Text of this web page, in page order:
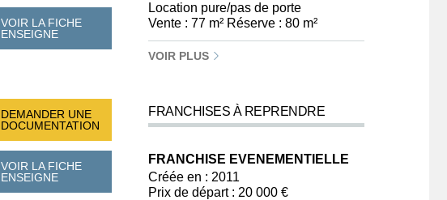
VOIR LA FICHE
ENSEIGNE
DEMANDER UNE
DOCUMENTATION
VOIR LA FICHE
ENSEIGNE
Location pure/pas de porte
Vente : 77 m² Réserve : 80 m²
VOIR PLUS
FRANCHISES À REPRENDRE
FRANCHISE EVENEMENTIELLE
Créée en : 2011
Prix de départ : 20 000 €